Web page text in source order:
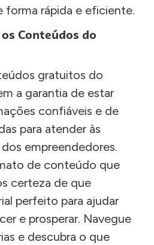
forma rápida e eficiente.
Conteúdos do
gratuitos do
a garantia de estar
confiáveis e de
para atender às
empreendedores.
de conteúdo que
certeza de que
perfeito para ajudar
e prosperar. Navegue
e descubra o que